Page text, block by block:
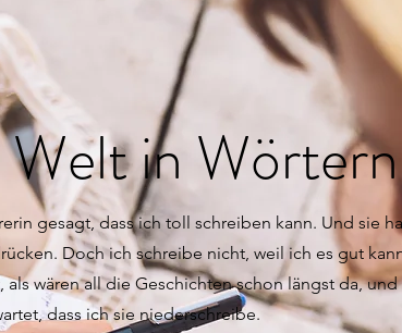
in Wörtern
gesagt, dass ich toll schreiben kann. Und sie
Doch ich schreibe nicht, weil ich es gut
wären all die Geschichten schon längst da,
dass ich sie niederschreibe.